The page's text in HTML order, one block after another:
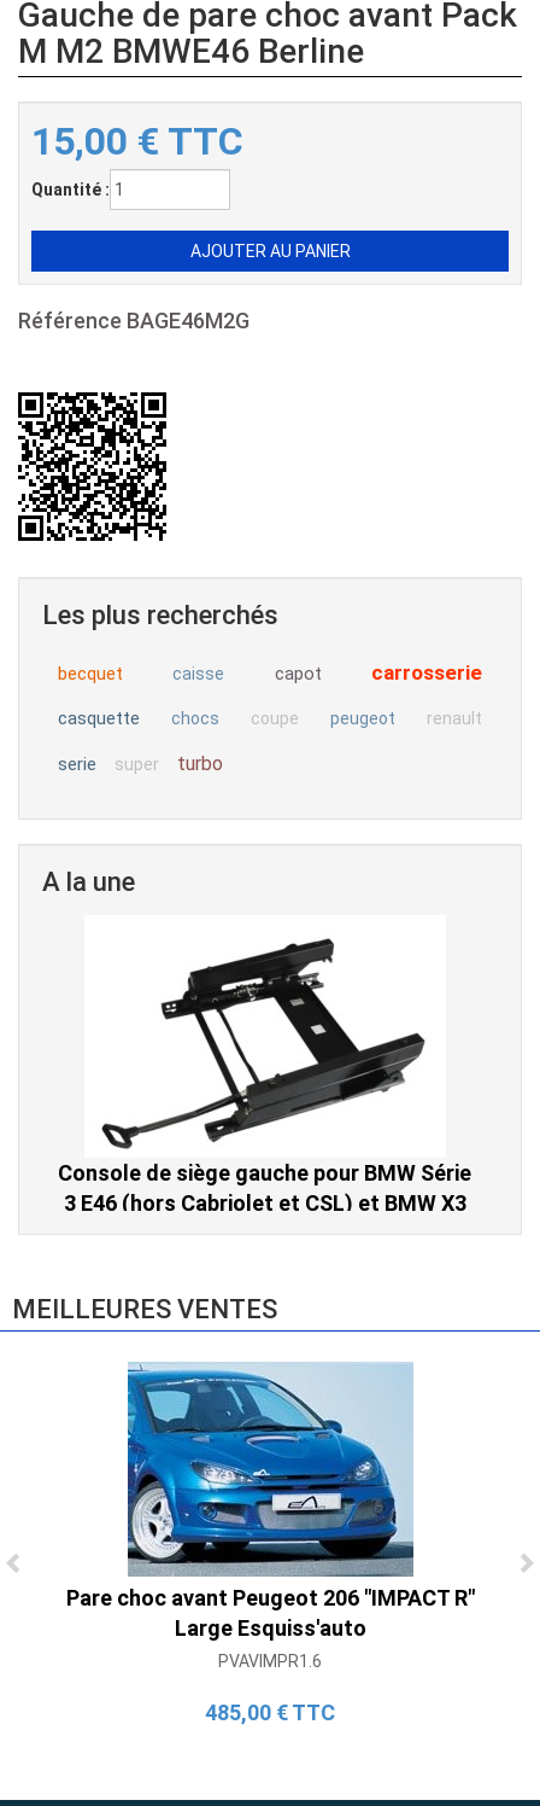
Gauche de pare choc avant Pack
M M2 BMWE46 Berline
15,00 € TTC
Quantité :
Référence BAGE46M2G
Les plus recherchés
becquet caisse capot carrosserie
casquette chocs coupe peugeot renault
serie super turbo
A la une
Ligne Cat-Back Active 4 Sorties avec
Tube en H pour Ford Mustang GT & V6
(2015-2023)
Console de siège gauche pour BMW Série
3 E46 (hors Cabriolet et CSL) et BMW X3
E83 (2004-2010)
MEILLEURES VENTES
Pare choc avant Peugeot 206 "IMPACT R"
Large Esquiss'auto
PVAVIMPR1.6
485,00 € TTC